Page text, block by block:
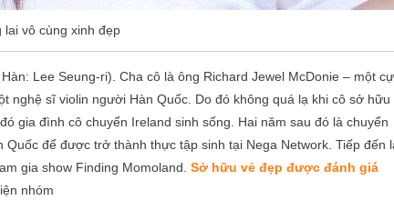
lai vô cùng xinh đẹp
Lee Seung-ri). Cha cô là ông Richard Jewel McDonie – một
nghệ sĩ violin người Hàn Quốc. Do đó không quá lạ khi cô sở hữu
gia đình cô chuyển Ireland sinh sống. Hai năm sau đó là chuyển
để được trở thành thực tập sinh tại Nega Network. Tiếp đến
gia show Finding Momoland. Sở hữu vẻ đẹp được đánh giá
nhóm